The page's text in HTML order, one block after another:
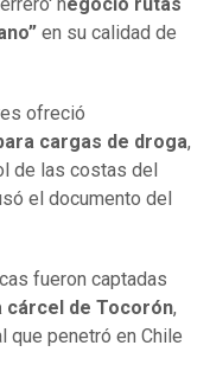
en su calidad de
ofreció
cargas de droga,
de las costas del
el documento del
fueron captadas
cárcel de Tocorón,
que penetró en Chile